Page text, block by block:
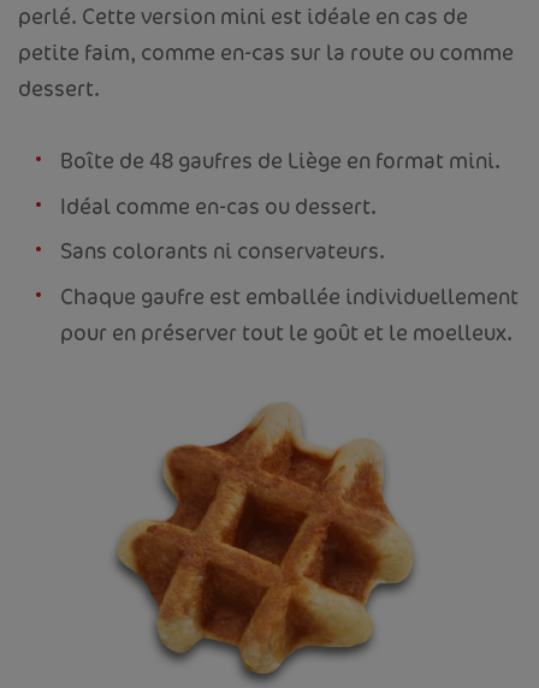
perlé. Cette version mini est idéale en cas de
petite faim, comme en-cas sur la route ou comme
dessert.
Boîte de 48 gaufres de Liège en format mini.
Idéal comme en-cas ou dessert.
Sans colorants ni conservateurs.
Chaque gaufre est emballée individuellement
pour en préserver tout le goût et le moelleux.